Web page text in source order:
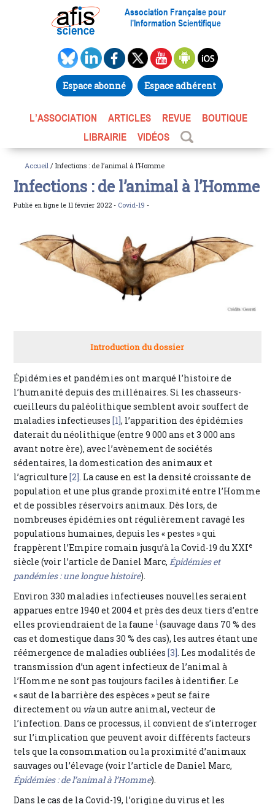
Association Française pour
l’Information Scientifique
Espace abonné Espace adhérent
L’ASSOCIATION ARTICLES REVUE
BOUTIQUE
LIBRAIRIE
VIDÉOS
Accueil / Infections : de l’animal à l’Homme
Infections : de l’animal à l’Homme
Publié en ligne le 11 février 2022 - Covid-19 -
Introduction du dossier
Épidémies et pandémies ont marqué l’histoire de
l’humanité depuis des millénaires. Si les chasseurs-
cueilleurs du paléolithique semblent avoir souffert de
maladies infectieuses[1], l’apparition des épidémies
daterait du néolithique (entre 9 000 ans et 3 000 ans
avant notre ère), avec l’avènement de sociétés
sédentaires, la domestication des animaux et
l’agriculture[2]. La cause en est la densité croissante de
population et une plus grande proximité entre l’Homme
et de possibles réservoirs animaux. Dès lors, de
nombreuses épidémies ont régulièrement ravagé les
populations humaines, depuis les « pestes » qui
frappèrent l’Empire romain jusqu’à la Covid-19 du XXIe
siècle (voir l’article de Daniel Marc,Épidémies et
pandémies : une longue histoire).
Environ 330 maladies infectieuses nouvelles seraient
apparues entre 1940 et 2004 et près des deux tiers d’entre
elles proviendraient de la faune 1 (sauvage dans 70 % des
cas et domestique dans 30 % des cas), les autres étant une
réémergence de maladies oubliées[3]. Les modalités de
transmission d’un agent infectieux de l’animal à
l’Homme ne sont pas toujours faciles à identifier. Le
« saut de la barrière des espèces » peut se faire
directement ou viaun autre animal, vecteur de
l’infection. Dans ce processus, il convient de s’interroger
sur l’implication que peuvent avoir différents facteurs
tels que la consommation ou la proximité d’animaux
sauvages ou l’élevage (voir l’article de Daniel Marc,
Épidémies : de l’animal à l’Homme).
Dans le cas de la Covid-19, l’origine du virus et les